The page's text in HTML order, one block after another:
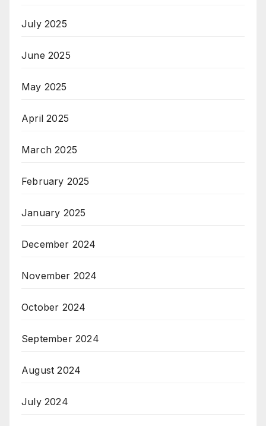
July 2025
June 2025
May 2025
April 2025
March 2025
February 2025
January 2025
December 2024
November 2024
October 2024
September 2024
August 2024
July 2024